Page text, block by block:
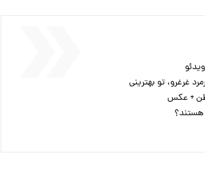
غرغرو، تو بهترینی
+ عکس
هستند؟